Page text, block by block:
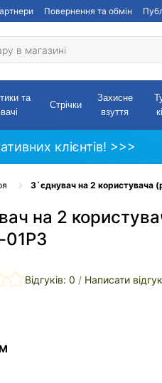
Повернення та обмін
та
Стрічки
Захисне
взуття
клієнтів! >>>
З`єднувач на 2 користувача
на 2
Відгуків: 0 / Написати відгук